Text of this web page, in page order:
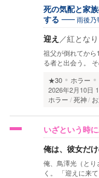
死の気配と家
する
雨後乃
迎え ／紅となり
祖父が倒れてか
る者と出会う。
★30
ホラー
2026年2月10日
ホラー
死神
いざという時
俺は、彼女だ
俺、鳥澤光（と
く。 「迎えに来